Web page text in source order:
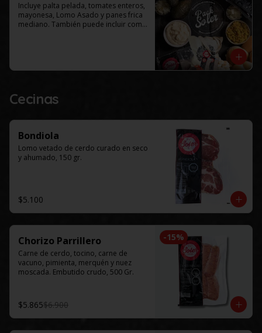
Incluye palta pelada, tomates enteros,
mayonesa, Lomo Asado y panes frica
mediano. También puede incluir como
para al menos 48 horas de
Cecinas
Bondiola
Lomo vetado de cerdo curado en seco
y ahumado, 150 gr.
$5.100
-15%
Chorizo Parrillero
Carne de cerdo, tocino, carne de
vacuno, pimienta, merquén y nuez
moscada. Embutido crudo, 500 Gr.
$5.865$6.900